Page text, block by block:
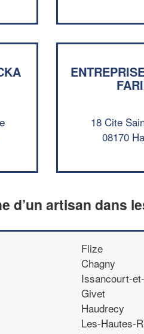
18 Cite
08170
d’un artisan dans
Flize
Chagny
Issancourt-
Givet
Haudrecy
Les-Hautes-